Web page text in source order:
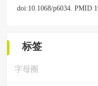
doi:10.1068/p6034. PMID
标签
字母圈